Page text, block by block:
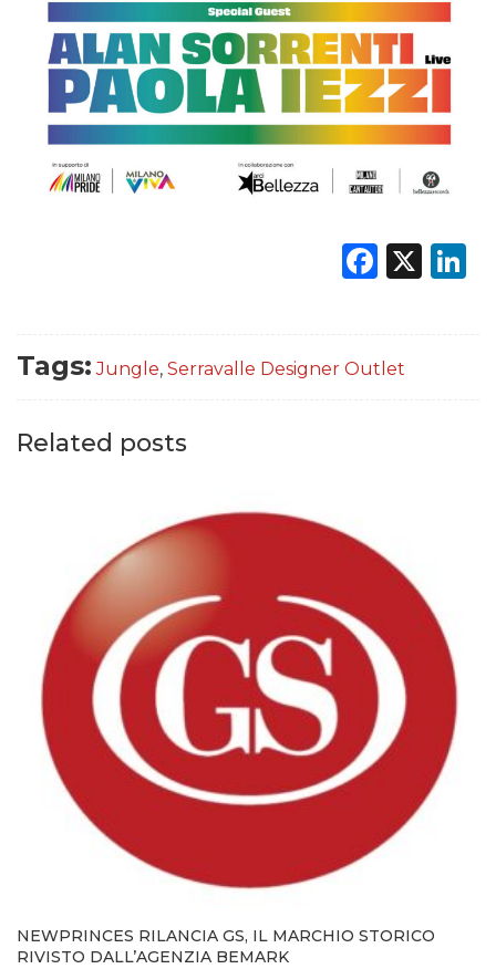
X
Tags: Jungle, Serravalle Designer Outlet
Related posts
NEWPRINCES RILANCIA GS, IL MARCHIO STORICO
RIVISTO DALL’AGENZIA BEMARK